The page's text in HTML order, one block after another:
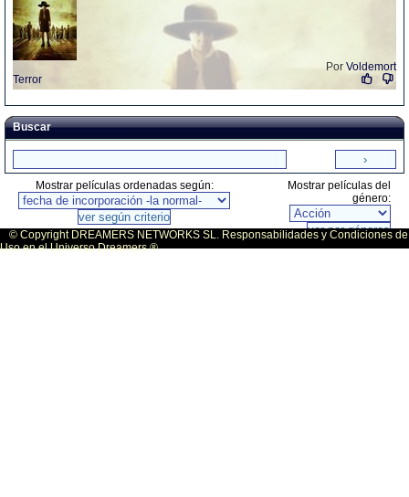
Por Voldemort
Terror
Buscar
Mostrar películas ordenadas según:
Mostrar películas del
género:
© Copyright DREAMERS NETWORKS SL. Responsabilidades y Condiciones de
Uso en el Universo Dreamers ®